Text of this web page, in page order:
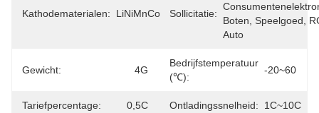
Kathodematerialen: LiNiMnCoO2Sollicitatie:
Boten, Speelgoed,
Auto
Gewicht: 4G
Bedrijfstemperatuur
(℃):
-20~60
Tariefpercentage: 0,5C Ontladingssnelheid: 1C~10C